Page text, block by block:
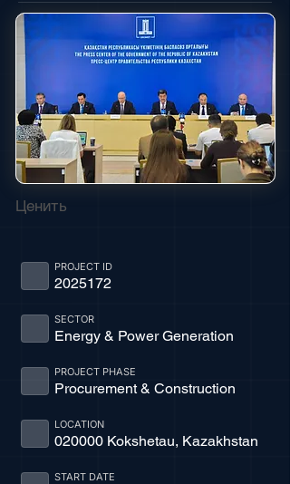
Ценить
2025172
PROJECT ID
Energy & Power Generation
SECTOR
Procurement & Construction
PROJECT PHASE
020000 Kokshetau, Kazakhstan
LOCATION
START DATE